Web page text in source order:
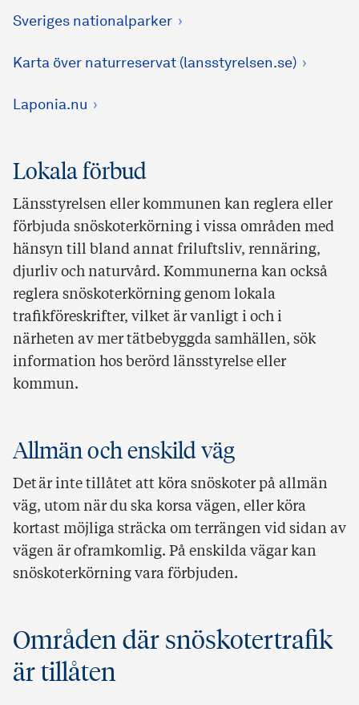
Sveriges nationalparker
Karta över naturreservat (lansstyrelsen.se)
Laponia.nu
Lokala förbud
Länsstyrelsen eller kommunen kan reglera eller
förbjuda snöskoterkörning i vissa områden med
hänsyn till bland annat friluftsliv, rennäring,
djurliv och naturvård. Kommunerna kan också
reglera snöskoterkörning genom lokala
trafikföreskrifter, vilket är vanligt i och i
närheten av mer tätbebyggda samhällen, sök
information hos berörd länsstyrelse eller
kommun.
Allmän och enskild väg
Det är inte tillåtet att köra snöskoter på allmän
väg, utom när du ska korsa vägen, eller köra
kortast möjliga sträcka om terrängen vid sidan av
vägen är oframkomlig. På enskilda vägar kan
snöskoterkörning vara förbjuden.
Områden där snöskotertrafik
är tillåten